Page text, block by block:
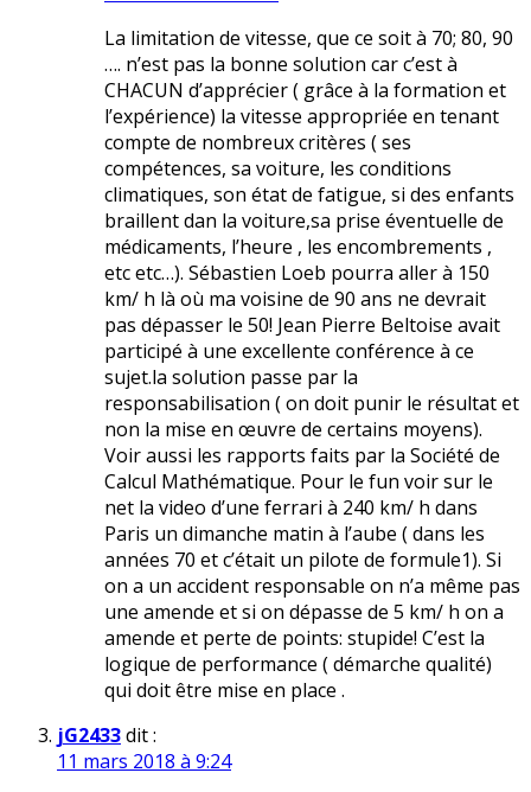
La limitation de vitesse, que ce soit à 70; 80, 90
…. n’est pas la bonne solution car c’est à
CHACUN d’apprécier ( grâce à la formation et
l’expérience) la vitesse appropriée en tenant
compte de nombreux critères ( ses
compétences, sa voiture, les conditions
climatiques, son état de fatigue, si des enfants
braillent dan la voiture,sa prise éventuelle de
médicaments, l’heure , les encombrements ,
etc etc…). Sébastien Loeb pourra aller à 150
km/ h là où ma voisine de 90 ans ne devrait
pas dépasser le 50! Jean Pierre Beltoise avait
participé à une excellente conférence à ce
sujet.la solution passe par la
responsabilisation ( on doit punir le résultat et
non la mise en œuvre de certains moyens).
Voir aussi les rapports faits par la Société de
Calcul Mathématique. Pour le fun voir sur le
net la video d’une ferrari à 240 km/ h dans
Paris un dimanche matin à l’aube ( dans les
années 70 et c’était un pilote de formule1). Si
on a un accident responsable on n’a même pas
une amende et si on dépasse de 5 km/ h on a
amende et perte de points: stupide! C’est la
logique de performance ( démarche qualité)
qui doit être mise en place .
jG2433dit :
11 mars 2018 à 9:24